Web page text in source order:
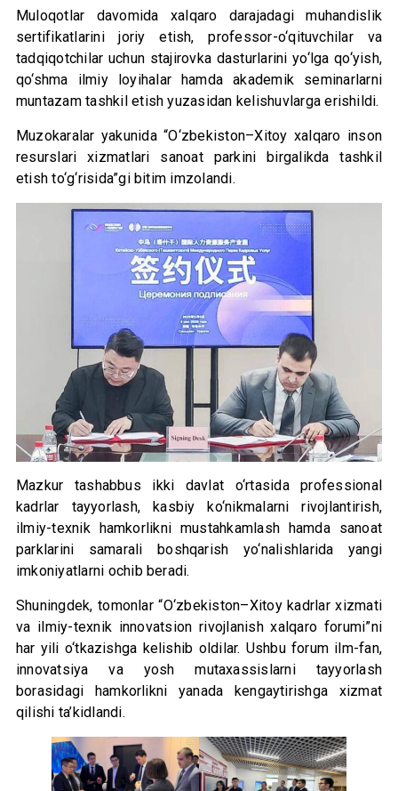
Muloqotlar davomida xalqaro darajadagi muhandislik
sertifikatlarini joriy etish, professor-o‘qituvchilar va
tadqiqotchilar uchun stajirovka dasturlarini yo‘lga qo‘yish,
qo‘shma ilmiy loyihalar hamda akademik seminarlarni
muntazam tashkil etish yuzasidan kelishuvlarga erishildi.
Muzokaralar yakunida “O‘zbekiston–Xitoy xalqaro inson
resurslari xizmatlari sanoat parkini birgalikda tashkil
etish to‘g‘risida”gi bitim imzolandi.
Mazkur tashabbus ikki davlat o‘rtasida professional
kadrlar tayyorlash, kasbiy ko‘nikmalarni rivojlantirish,
ilmiy-texnik hamkorlikni mustahkamlash hamda sanoat
parklarini samarali boshqarish yo‘nalishlarida yangi
imkoniyatlarni ochib beradi.
Shuningdek, tomonlar “O‘zbekiston–Xitoy kadrlar xizmati
va ilmiy-texnik innovatsion rivojlanish xalqaro forumi”ni
har yili o‘tkazishga kelishib oldilar. Ushbu forum ilm-fan,
innovatsiya va yosh mutaxassislarni tayyorlash
borasidagi hamkorlikni yanada kengaytirishga xizmat
qilishi ta’kidlandi.